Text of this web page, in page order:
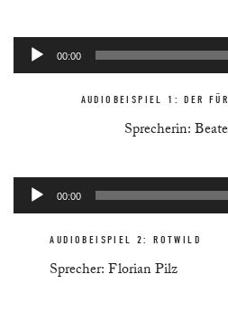
00:00
AUDIOBEISPIEL 1: DER
Sprecherin:
00:00
AUDIOBEISPIEL 2: ROTWILD
Sprecher: Florian Pilz